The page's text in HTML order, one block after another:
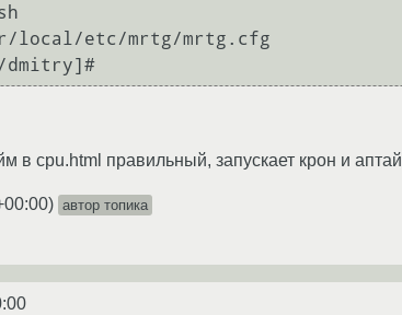
local/etc/mrtg/mrtg.cfg
в cpu.html правильный, запускает крон и
) автор топика